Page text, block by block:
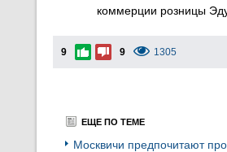
коммерции розницы
9 9 1305
ЕЩЕ ПО ТЕМЕ
Москвичи предпочитают